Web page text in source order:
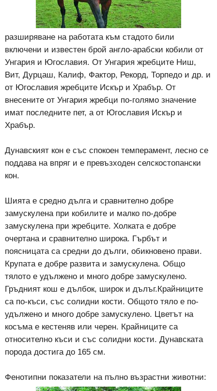
разширяване на работата към стадото били
включени и известен брой англо-арабски кобили от
Унгария и Югославия. От Унгария жребците Ниш,
Вит, Дурцаш, Калиф, Фактор, Рекорд, Торпедо и др. и
от Югославия жребците Искър и Храбър. От
внесените от Унгария жребци по-голямо значение
имат последните пет, а от Югославия Искър и
Храбър.
Дунавският кон е със спокоен темперамент, лесно се
поддава на впряг и е превъзходен селскостопански
кон.
Шията е средно дълга и сравнително добре
замускулена при кобилите и малко по-добре
замускулена при жребците. Холката е добре
очертана и сравнително широка. Гърбът и
поясницата са средни до дълги, обикновено прави.
Крупата е добре развита и замускулена. Общо
тялото е удължено и много добре замускулено.
Гръдният кош е дълбок, широк и дълъг.Крайниците
са по-къси, със солидни кости. Общото тяло е по-
удължено и много добре замускулено. Цветът на
косъма е кестеняв или черен. Крайниците са
относително къси и със солидни кости. Дунавската
порода достига до 165 см.
Фенотипни показатели на пълно възрастни животни: